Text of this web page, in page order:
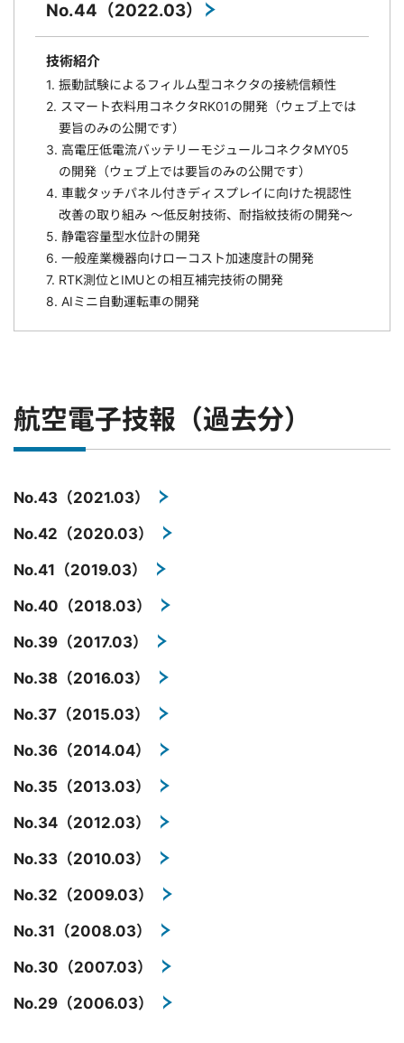
No.44（2022.03）
技術紹介
1. 振動試験によるフィルム型コネクタの接続信頼性
2. スマート衣料用コネクタRK01の開発（ウェブ上では
要旨のみの公開です）
3. 高電圧低電流バッテリーモジュールコネクタMY05
の開発（ウェブ上では要旨のみの公開です）
4. 車載タッチパネル付きディスプレイに向けた視認性
改善の取り組み ～低反射技術、耐指紋技術の開発～
5. 静電容量型水位計の開発
6. 一般産業機器向けローコスト加速度計の開発
7. RTK測位とIMUとの相互補完技術の開発
8. AIミニ自動運転車の開発
航空電子技報（過去分）
No.43（2021.03）
No.42（2020.03）
No.41（2019.03）
No.40（2018.03）
No.39（2017.03）
No.38（2016.03）
No.37（2015.03）
No.36（2014.04）
No.35（2013.03）
No.34（2012.03）
No.33（2010.03）
No.32（2009.03）
No.31（2008.03）
No.30（2007.03）
No.29（2006.03）